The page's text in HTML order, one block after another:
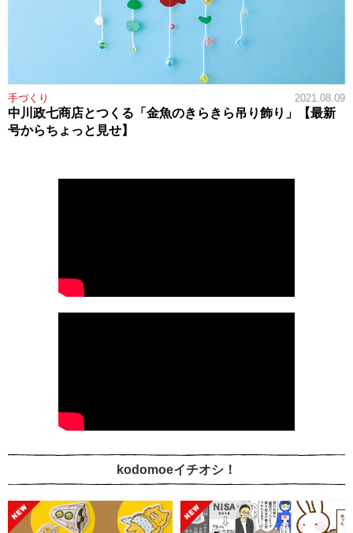
手づくり 2021.08.09
中川政七商店とつくる「金魚のきらきら吊り飾り」【最新
号からちょっと見せ】
kodomoeイチオシ！